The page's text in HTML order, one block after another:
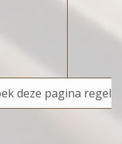
deze pagina